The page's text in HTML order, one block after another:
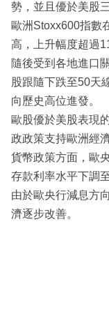
勢，並且優於美股
歐洲Stoxx600指數
高，上升幅度超過
隨後受到各地進口
股跟隨下跌至50天
向歷史高位進發。
歐股優於美股表現
政政策支持歐洲經
貨幣政策方面，歐
存款利率水平下調
由於歐央行減息方
濟逐步改善。